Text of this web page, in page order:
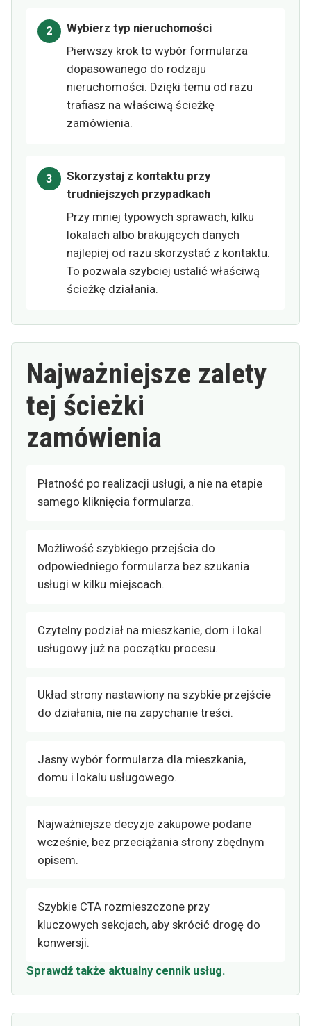
Wybierz typ nieruchomości
Pierwszy krok to wybór formularza
dopasowanego do rodzaju
nieruchomości. Dzięki temu od razu
trafiasz na właściwą ścieżkę
zamówienia.
Skorzystaj z kontaktu przy
trudniejszych przypadkach
Przy mniej typowych sprawach, kilku
lokalach albo brakujących danych
najlepiej od razu skorzystać z kontaktu.
To pozwala szybciej ustalić właściwą
ścieżkę działania.
Najważniejsze zalety
tej ścieżki
zamówienia
Płatność po realizacji usługi, a nie na etapie
samego kliknięcia formularza.
Możliwość szybkiego przejścia do
odpowiedniego formularza bez szukania
usługi w kilku miejscach.
Czytelny podział na mieszkanie, dom i lokal
usługowy już na początku procesu.
Układ strony nastawiony na szybkie przejście
do działania, nie na zapychanie treści.
Jasny wybór formularza dla mieszkania,
domu i lokalu usługowego.
Najważniejsze decyzje zakupowe podane
wcześnie, bez przeciążania strony zbędnym
opisem.
Szybkie CTA rozmieszczone przy
kluczowych sekcjach, aby skrócić drogę do
konwersji.
Sprawdź także aktualny cennik usług.